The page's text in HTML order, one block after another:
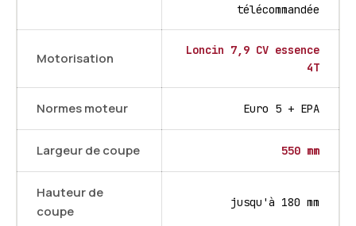
télécommandée
Motorisation
Loncin 7,9 CV essence
4T
Normes moteur Euro 5 + EPA
Largeur de coupe 550 mm
Hauteur de
coupe
jusqu'à 180 mm